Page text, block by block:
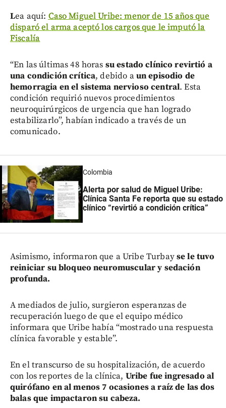
Lea aquí: Caso Miguel Uribe: menor de 15 años que
disparó el arma aceptó los cargos que le imputó la
Fiscalía
“En las últimas 48 horas su estado clínico revirtió a
una condición crítica, debido aun episodio de
hemorragia en el sistema nervioso central. Esta
condición requirió nuevos procedimientos
neuroquirúrgicos de urgencia que han logrado
estabilizarlo”, habían indicado a través de un
comunicado.
Colombia
Alerta por salud de Miguel Uribe:
Clínica Santa Fe reporta que su estado
clínico “revirtió a condición crítica”
Asimismo, informaron que a Uribe Turbayse le tuvo
reiniciar su bloqueo neuromuscular y sedación
profunda.
A mediados de julio, surgieron esperanzas de
recuperación luego de que el equipo médico
informara que Uribe había “mostrado una respuesta
clínica favorable y estable”.
En el transcurso de su hospitalización, de acuerdo
con los reportes de la clínica, Uribe fue ingresado al
quirófano en al menos 7 ocasiones a raíz de las dos
balas que impactaron su cabeza.